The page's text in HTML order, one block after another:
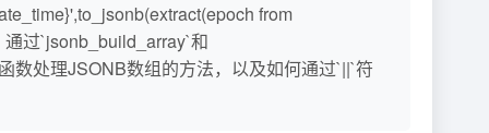
from
过`jsonb_build_array`和
数处理JSONB数组的方法，以及如何通过`||`符